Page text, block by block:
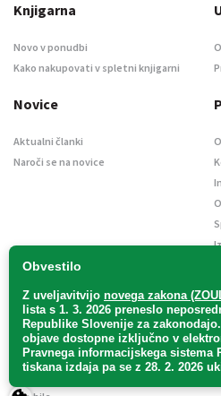
Obvestilo
Z uveljavitvijo novega zakona
lista s 1. 3. 2026 preneslo
Republike Slovenije za zakonodajo
objave dostopne izključno v
Pravnega informacijskega sistema
tiskana izdaja pa se z 28. 2. 2026
Knjigarna
Novo v ponudbi
Kako nakupovati v spletni knjigarni
Novice
Aktualni članki
Naroči se na novice
Uradni list d. o. o. – v likvidaciji / Vse pravice